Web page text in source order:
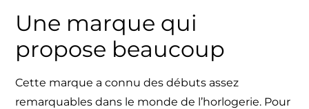
Une marque qui
propose beaucoup
Cette marque a connu des débuts assez
remarquables dans le monde de l’horlogerie. Pour